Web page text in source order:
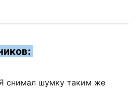
снимал шумку таким же